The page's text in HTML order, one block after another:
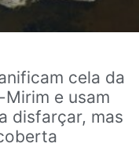
cela da
e usam
disfarçar, mas